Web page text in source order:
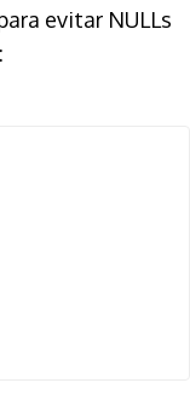
evitar NULLs